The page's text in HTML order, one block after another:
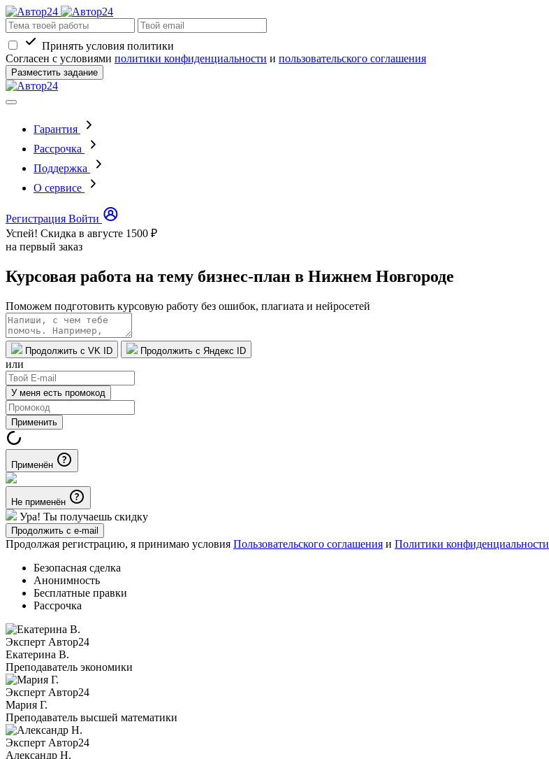
Принять условия политики
Согласен с условиями политики конфиденциальности и пользовательского соглашения
Разместить задание
Гарантия
Рассрочка
Поддержка
О сервисе
Регистрация Войти
Успей! Скидка в августе 1500 ₽
на первый заказ
Курсовая работа на тему бизнес-план в Нижнем Новгороде
Поможем подготовить курсовую работу без ошибок, плагиата и нейросетей
Продолжить с VK ID Продолжить с Яндекс ID
или
У меня есть промокод
Применить
Применён
Не применён
Ура! Ты получаешь скидку
Продолжить с e-mail
Продолжая регистрацию, я принимаю условия Пользовательского соглашения и Политики конфиденциальности
Безопасная сделка
Анонимность
Бесплатные правки
Рассрочка
Эксперт Автор24
Екатерина B.
Преподаватель экономики
Эксперт Автор24
Мария Г.
Преподаватель высшей математики
Эксперт Автор24
Александр Н.